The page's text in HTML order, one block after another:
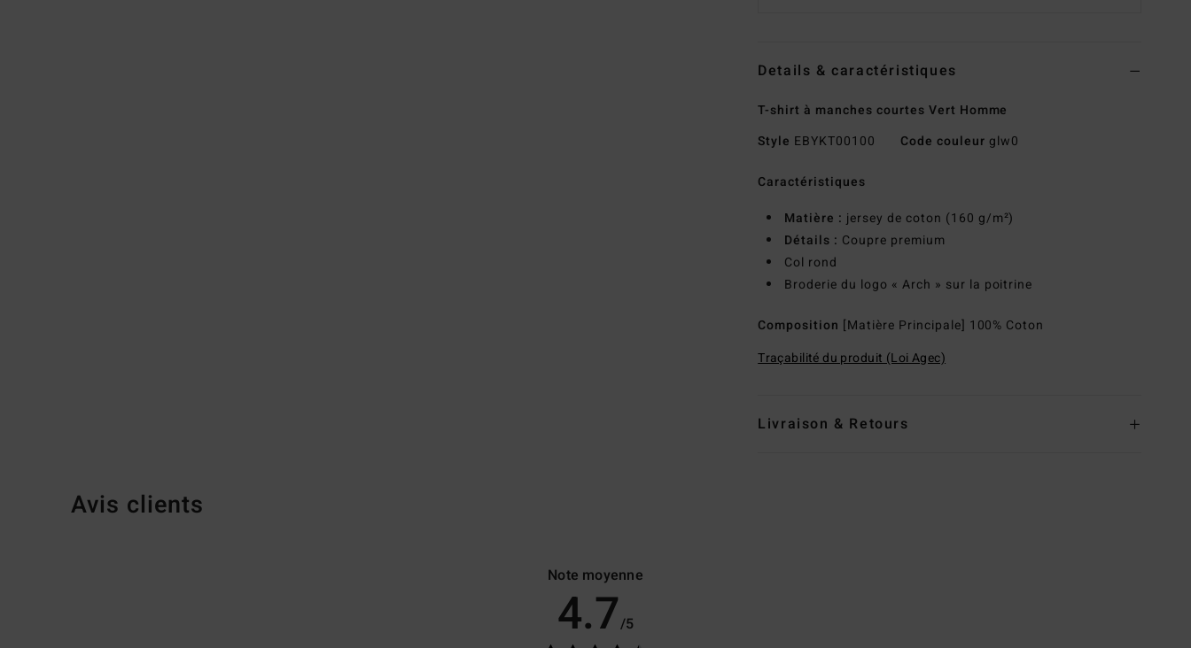
Details & caractéristiques
T-shirt à manches courtes Vert Homme
Style EBYKT00100 Code couleur glw0
Caractéristiques
Matière : jersey de coton (160 g/m²)
Détails : Coupre premium
Col rond
Broderie du logo « Arch » sur la poitrine
Composition [Matière Principale] 100% Coton
Traçabilité du produit (Loi Agec)
Livraison & Retours
Avis clients
Note moyenne
4.7/5